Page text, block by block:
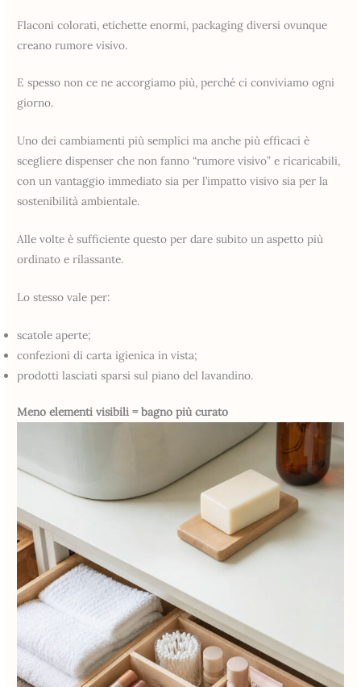
Flaconi colorati, etichette enormi, packaging diversi ovunque
creano rumore visivo.
E spesso non ce ne accorgiamo più, perché ci conviviamo ogni
giorno.
Uno dei cambiamenti più semplici ma anche più efficaci è
scegliere dispenser che non fanno “rumore visivo” e ricaricabili,
con un vantaggio immediato sia per l’impatto visivo sia per la
sostenibilità ambientale.
Alle volte è sufficiente questo per dare subito un aspetto più
ordinato e rilassante.
Lo stesso vale per:
scatole aperte;
confezioni di carta igienica in vista;
prodotti lasciati sparsi sul piano del lavandino.
Meno elementi visibili = bagno più curato